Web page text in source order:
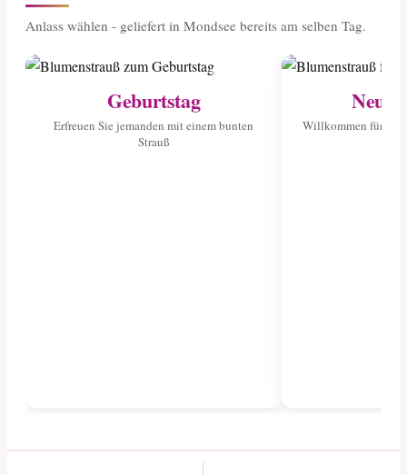
Anlass wählen - geliefert in Mondsee bereits am selben Tag.
Geburtstag
Erfreuen Sie jemanden mit einem bunten
Strauß
Willkommen für